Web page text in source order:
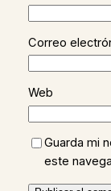
Correo
Web
Guarda mi
este